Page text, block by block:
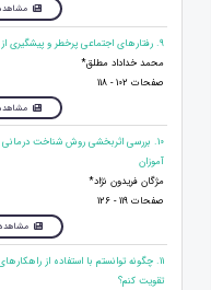
9. رفتارهای اجتماعی پرخطر و پیشگیری از آنها در دانش آموزان
محمد خداداد مطلق*
صفحات 102 - 118
آموزان
مژگان فریدون نژاد*
صفحات 119 - 126
11. چگونه توانستم با استفاده از
تقویت کنم؟